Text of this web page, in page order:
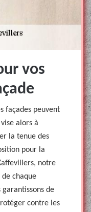
vos
façades peuvent
alors à
la tenue des
pour la
notre
chaque
de
contre les